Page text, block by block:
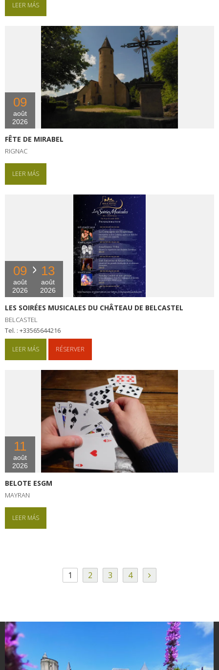
LEER MÁS
09
août
2026
FÊTE DE MIRABEL
RIGNAC
LEER MÁS
09
août
2026
13
août
2026
LES SOIRÉES MUSICALES DU CHÂTEAU DE BELCASTEL
BELCASTEL
tel. : +33565644216
LEER MÁS RÉSERVER
11
août
2026
BELOTE ESGM
MAYRAN
LEER MÁS
1 2 3 4